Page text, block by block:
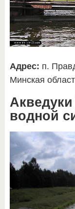
Адрес: п.
Минская
водной